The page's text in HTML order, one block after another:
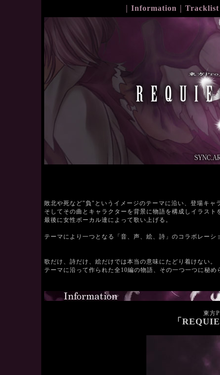
Information Tracklist
敗北や死など"負"というイメージのテーマに沿い、登場キャ
そしてその曲とキャラクターを背景に物語を構成しイラス
最後に女性ボーカル達によって歌い上げる。
テーマにより一つとなる「音、声、絵、詩」のコラボレーシ
歌だけ、詩だけ、絵だけでは本当の意味にたどり着けない。
テーマに沿って作られた全10編の物語、その一つ一つに秘
東方
「